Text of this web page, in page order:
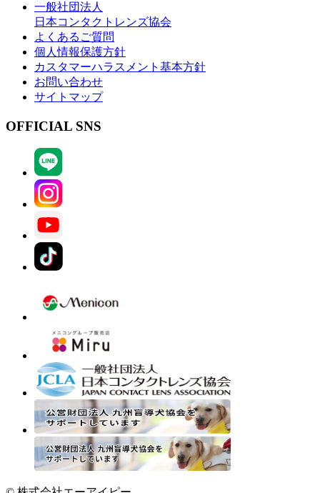
一般社団法人
日本コンタクトレンズ協会
よくあるご質問
個人情報保護方針
カスタマーハラスメント基本方針
お問い合わせ
サイトマップ
OFFICIAL SNS